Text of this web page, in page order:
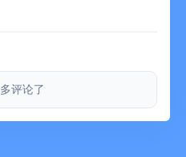
即查看今天列表。
添加各种小组件、跟 Siri 对
无所不能！
评论了